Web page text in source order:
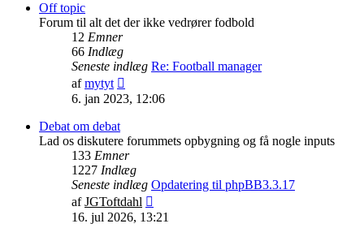
Off topic
Forum til alt det der ikke vedrører fodbold
12 Emner
66 Indlæg
Seneste indlæg Re: Football manager
afmytyt
det
6. jan 2023, 12:06
Debat om debat
Lad os diskutere forummets opbygning og få nogle inputs
133 Emner
1227 Indlæg
Seneste indlæg Opdatering til phpBB3.3.17
afJGToftdahl
det
16. jul 2026, 13:21